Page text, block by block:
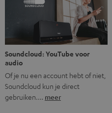
Soundcloud: YouTube voor
audio
Of je nu een account hebt of niet,
Soundcloud kun je direct
gebruiken.… meer